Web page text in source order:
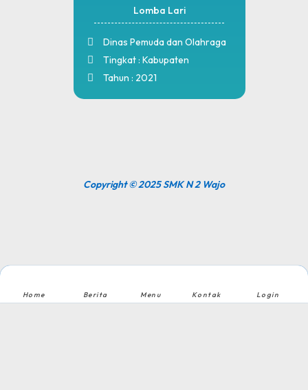
Lomba Lari
Dinas Pemuda dan Olahraga
Tingkat : Kabupaten
Tahun : 2021
Copyright © 2025 SMK N 2 Wajo
Home Berita Menu Kontak Login